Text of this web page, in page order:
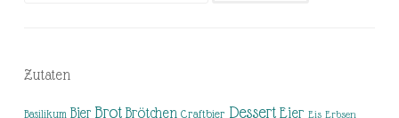
Zutaten
Basilikum Bier Brot Brötchen Craftbier Dessert Eier Eis Erbsen